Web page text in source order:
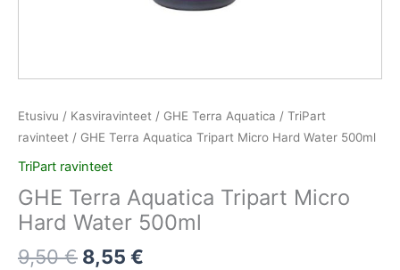
Etusivu / Kasviravinteet / GHE Terra Aquatica / TriPart
ravinteet / GHE Terra Aquatica Tripart Micro Hard Water 500ml
TriPart ravinteet
GHE Terra Aquatica Tripart Micro
Hard Water 500ml
9,50€ 8,55 €